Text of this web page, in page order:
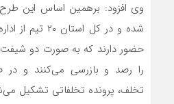
وی افزود: برهمین اساس این طرح
شده و در کل
حضور دارند که به صورت دو شیفت
را رصد و بازرسی می‌کنند و
تخلف، پرونده تخلفاتی تشکیل